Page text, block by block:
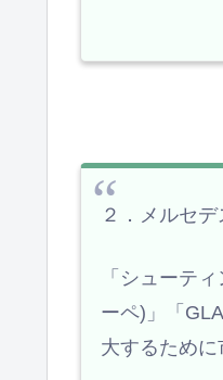
２．メルセ
「シューテ
ーペ)」「
大するため